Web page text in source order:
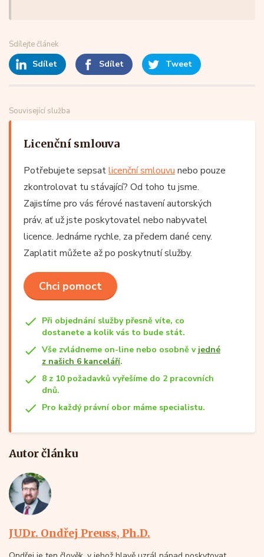
Sdílejte článek
Sdílet Sdílet Tweet
Související služba
Licenční smlouva
Potřebujete sepsatlicenční smlouvu nebo pouze
zkontrolovat tu stávající? Od toho tu jsme.
Zajistíme pro vás férové nastavení autorských
práv, ať už jste poskytovatel nebo nabyvatel
licence. Jednáme rychle, za předem dané ceny.
Zaplatit můžete až po poskytnutí služby.
Chci pomoct
Při objednání služby přesně víte, co
dostanete a kolik vás to bude stát.
Vše zvládneme on-line nebo osobně v jedné
z našich 6 kanceláří.
8 z 10 požadavků vyřešíme do 2 pracovních
dnů.
Pro každý právní obor máme specialistu.
Autor článku
JUDr. Ondřej Preuss, Ph.D.